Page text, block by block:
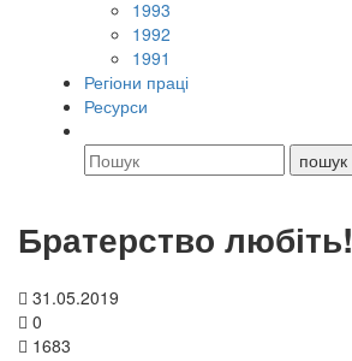
1993
1992
1991
Регіони праці
Ресурси
Братерство любіть!
31.05.2019
0
1683